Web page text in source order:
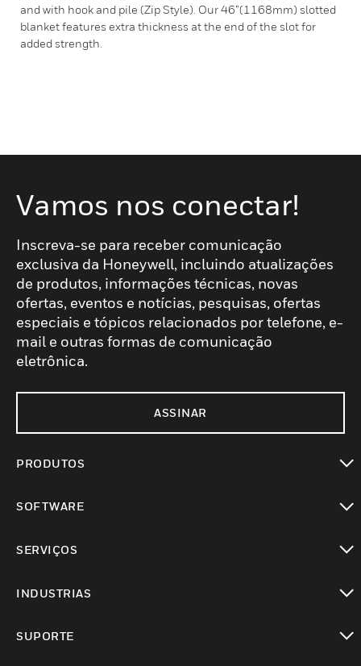
and with hook and pile (Zip Style). Our 46”(1168mm) slotted
blanket features extra thickness at the end of the slot for
added strength.
Vamos nos conectar!
Inscreva-se para receber comunicação
exclusiva da Honeywell, incluindo atualizações
de produtos, informações técnicas, novas
ofertas, eventos e notícias, pesquisas, ofertas
especiais e tópicos relacionados por telefone, e-
mail e outras formas de comunicação
eletrônica.
ASSINAR
PRODUTOS
SOFTWARE
SERVIÇOS
INDUSTRIAS
SUPORTE